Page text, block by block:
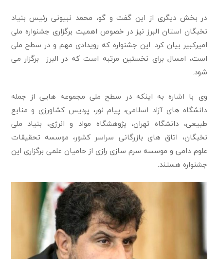
در بخش دیگری از این گفت و گو، محمد نبیونی رئيس بنیاد
نخبگان استان البرز نیز در خصوص اهمیت برگزاری جشنواره ملی
امیرکبیر بیان کرد: این جشنواره که رویدادی مهم و در سطح ملی
است، امسال برای نخستین مرتبه است که در البرز برگزار می
شود.
وی با اشاره به اینکه در سطح ملی مجموعه هایی از جمله
دانشگاه های آزاد اسلامی، پیام نور، پردیس کشاورزی و منابع
طبیعی، دانشگاه تهران، پژوهشگاه مواد و انرژی، بنیاد ملی
نخبگان، اتاق های بازرگانی سراسر کشور، موسسه تحقیقات
علوم دامی و موسسه سرم سازی رازی از حامیان علمی برگزاری این
جشنواره هستند.